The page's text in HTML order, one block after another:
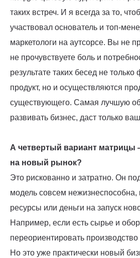
таких встреч. И я всегда за то,
участвовал основатель и топ-
маркетологи на аутсорсе. Вы не
не прочувствуете боль и
результате таких бесед не
продукт, но и осуществляются
существующего. Самая лучшую
развивать бизнес, даст только
А четвертый вариант
на новый рынок?
Это рискованно и затратно. Он
модель совсем нежизнеспособна,
ресурсы или деньги на запуск
Например, если есть сырье и
переориентировать
Но это уже практически новый